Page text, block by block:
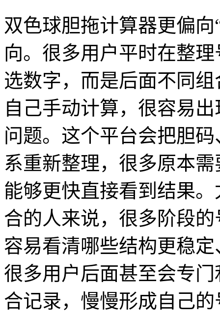
双色球胆拖计算器更偏
向。很多用户平时在整
选数字，而是后面不同
自己手动计算，很容易
问题。这个平台会把胆
系重新整理，很多原本
能够更快直接看到结果
合的人来说，很多阶段
容易看清哪些结构更稳
很多用户后面甚至会专
合记录，慢慢形成自己